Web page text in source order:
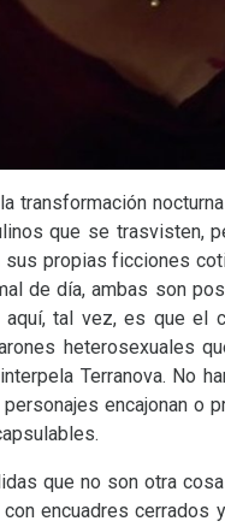
transformación
que se trasvisten,
propias ficciones
de día, ambas son
tal vez, es que el
heterosexuales
Terranova. No
encajonan o
que no son otra
encuadres cerrados